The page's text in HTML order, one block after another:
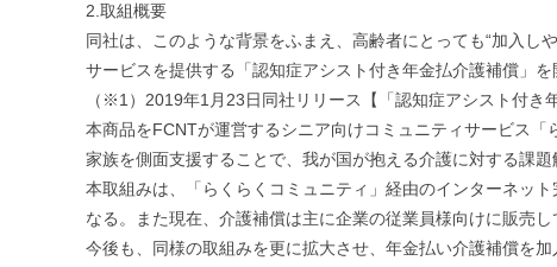
2.取組概要
同社は、このような背景をふまえ、高齢者にとっても“加入し
サービスを提供する「認知症アシスト付き年金払介護補償」を
（※1）2019年1月23日同社リリース【「認知症アシスト付き
本商品をFCNTが運営するシニア向けコミュニティサービス
家族を側面支援することで、我が国が抱える介護に対する課題
本取組みは、「らくらくコミュニティ」経由のインターネッ
なる。また現在、介護補償は主に企業の従業員様向けに販売
今後も、同様の取組みを更に拡大させ、年金払い介護補償を加